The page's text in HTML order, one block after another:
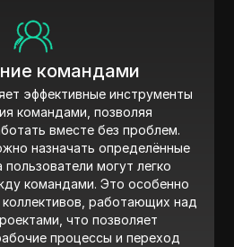
командами
эффективные инструменты
командами, позволяя
вместе без проблем.
назначать определённые
могут легко
командами. Это особенно
работающих над
что позволяет
процессы и переход